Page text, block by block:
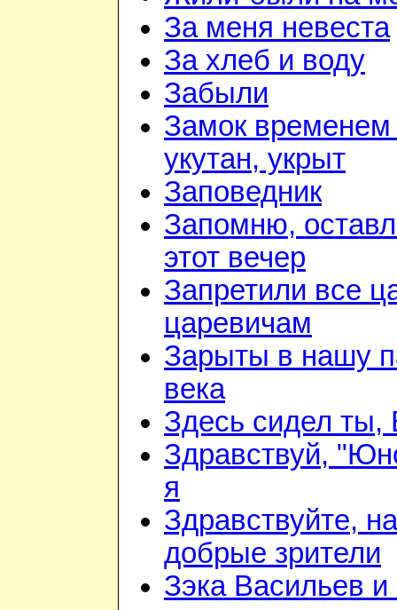
За меня невеста
За хлеб и воду
Забыли
Замок временем
укутан, укрыт
Заповедник
Запомню,
этот вечер
Запретили все
царевичам
Зарыты в нашу
века
Здесь сидел ты,
Здравствуй,
я
Здравствуйте,
добрые зрители
Зэка Васильев